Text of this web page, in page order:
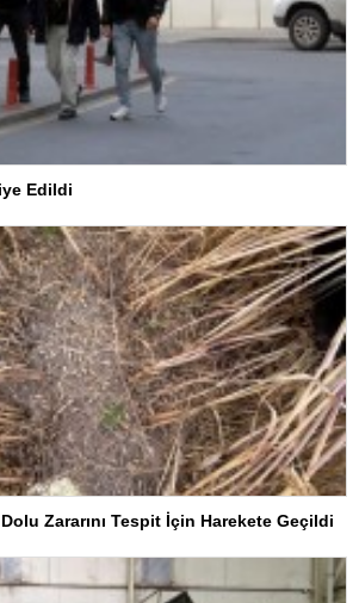
Edildi
Zararını Tespit İçin Harekete Geçildi